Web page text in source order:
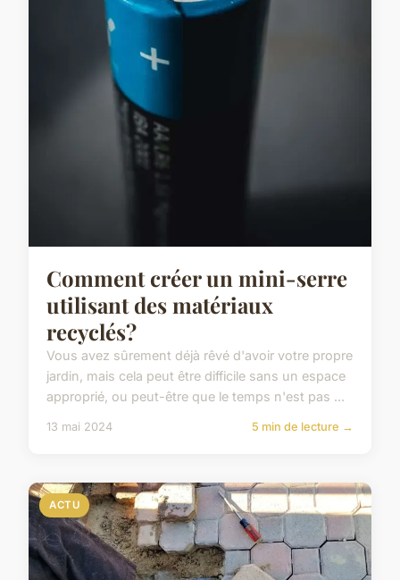
Comment créer un mini-serre
utilisant des matériaux
recyclés?
Vous avez sûrement déjà rêvé d'avoir votre propre
jardin, mais cela peut être difficile sans un espace
approprié, ou peut-être que le temps n'est pas ...
13 mai 2024 5 min de lecture →
ACTU